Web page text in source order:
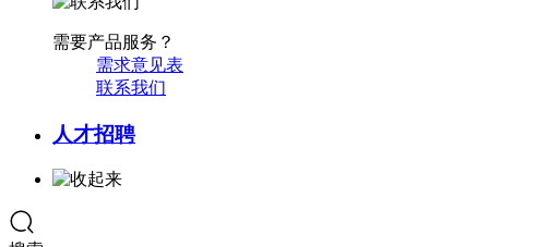
需要产品服务？
需求意见表
联系我们
人才招聘